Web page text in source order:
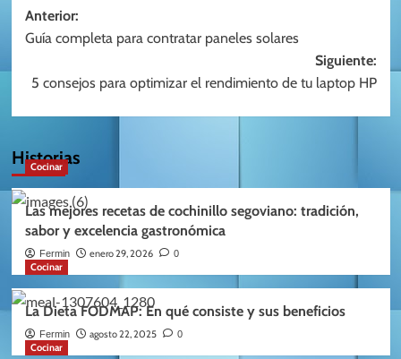
Navegación
de
entradas
Anterior:
Guía completa para contratar paneles solares
Siguiente:
5 consejos para optimizar el rendimiento de tu laptop HP
Historias
Cocinar
Las mejores recetas de cochinillo segoviano: tradición,
sabor y excelencia gastronómica
Fermin enero 29, 2026 0
Cocinar
La Dieta FODMAP: En qué consiste y sus beneficios
Fermin agosto 22, 2025 0
Cocinar